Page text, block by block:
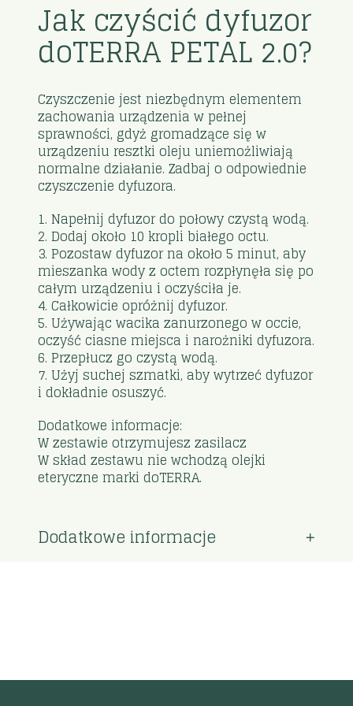
Jak czyścić dyfuzor
doTERRA PETAL 2.0?
Czyszczenie jest niezbędnym elementem
zachowania urządzenia w pełnej
sprawności, gdyż gromadzące się w
urządzeniu resztki oleju uniemożliwiają
normalne działanie. Zadbaj o odpowiednie
czyszczenie dyfuzora.
1. Napełnij dyfuzor do połowy czystą wodą.
2. Dodaj około 10 kropli białego octu.
3. Pozostaw dyfuzor na około 5 minut, aby
mieszanka wody z octem rozpłynęła się po
całym urządzeniu i oczyściła je.
4. Całkowicie opróżnij dyfuzor.
5. Używając wacika zanurzonego w occie,
oczyść ciasne miejsca i narożniki dyfuzora.
6. Przepłucz go czystą wodą.
7. Użyj suchej szmatki, aby wytrzeć dyfuzor
i dokładnie osuszyć.
Dodatkowe informacje:
W zestawie otrzymujesz zasilacz
W skład zestawu nie wchodzą olejki
eteryczne marki doTERRA.
Dodatkowe informacje